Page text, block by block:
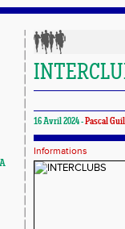
16 Avril 2024 -Pascal
Informations